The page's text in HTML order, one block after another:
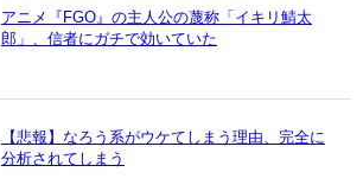
アニメ『FGO』の主人公の蔑称「イキリ鯖太
郎」、信者にガチで効いていた
【悲報】なろう系がウケてしまう理由、完全に
分析されてしまう